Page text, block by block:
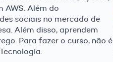
AWS. Além do
sociais no mercado de
Além disso, aprendem
Para fazer o curso, não é